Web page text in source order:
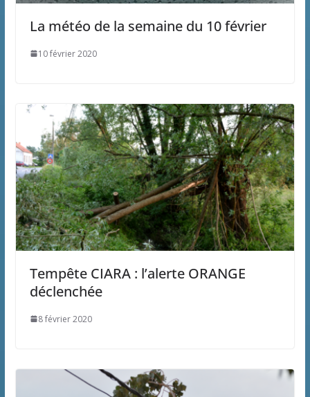
La météo de la semaine du 10 février
10 février 2020
Tempête CIARA : l’alerte ORANGE
déclenchée
8 février 2020